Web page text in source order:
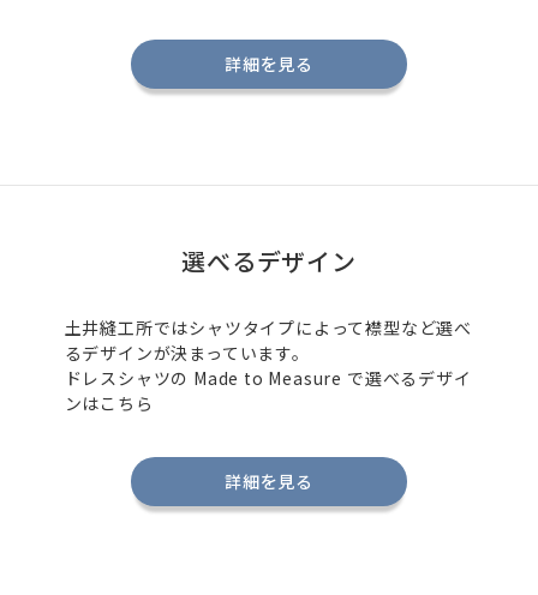
詳細を見る
選べるデザイン
土井縫工所ではシャツタイプによって襟型など選べ
るデザインが決まっています。
ドレスシャツの Made to Measure で選べるデザイ
ンはこちら
詳細を見る